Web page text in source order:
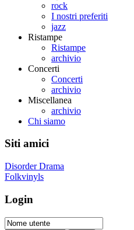
rock
I nostri preferiti
jazz
Ristampe
Ristampe
archivio
Concerti
Concerti
archivio
Miscellanea
archivio
Chi siamo
Siti amici
Disorder Drama
Folkvinyls
Login